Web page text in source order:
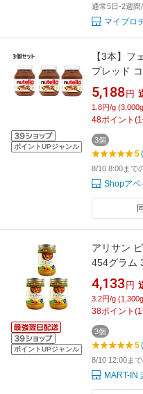
通常5日-2週間
マイプロ
ポイントUPジャンル
【3本】
プレッド
ド チョコ
ッド チョ
量 Ferrero
5,188 円
1.8円/g
48ポイント (1
3個
5
8/10 8:00まで
Shopアベ
ポイントUPジャンル
アリサン
454グラム
4,133 円
3.2円/g
38ポイント (1
3個
5
8/10 12:00ま
MART-IN